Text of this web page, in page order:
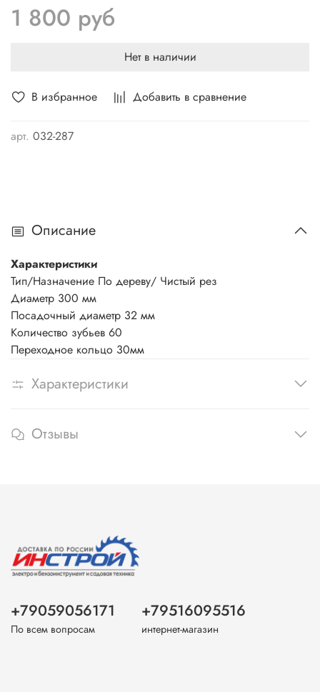
В избранное Добавить в сравнение
арт. 032-287
вольфрама (сплав ВК8) HRC. 90-93. Угол атаки зуба + 15°.
1 800 руб
Нет в наличии
Описание
Характеристики
Тип/Назначение По дереву/ Чистый рез
Диаметр 300 мм
Посадочный диаметр 32 мм
Количество зубьев 60
Переходное кольцо 30мм
Характеристики
Отзывы
+79059056171
По всем вопросам
+79516095516
интернет-магазин